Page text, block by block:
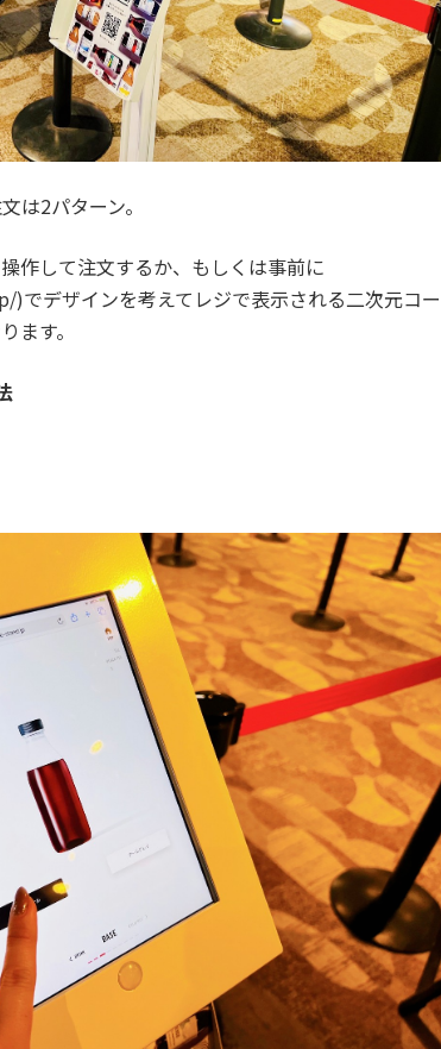
は2パターン。
作して注文するか、もしくは事前に
デザインを考えてレジで表示される二次元コー
ます。